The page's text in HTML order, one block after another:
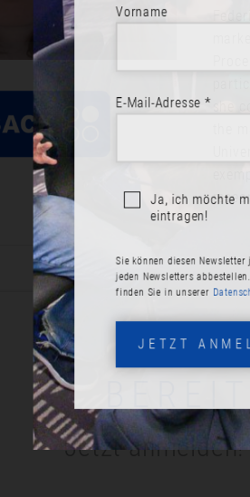
she
the
Jetzt
Vorname
E-Mail-Adresse *
Ja, ich möchte
Sie können diesen Newsletter
jeden Newsletters
JETZT